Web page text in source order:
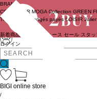
ログイン
BRAND
COUTURIER MOGA Collection GREEN
TRISTESSE
congés payés LOISIR Julier
新着商品 ニュース セール スタッ
BIGI online store
/